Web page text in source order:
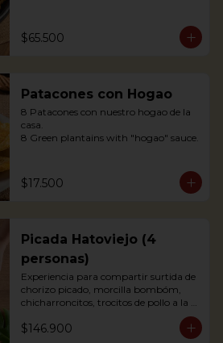
assemble with shredded meat and
chicharrón chunks, sour cream, refried
$65.500
Patacones con Hogao
8 Patacones con nuestro hogao de la
casa.
8 Green plantains with "hogao" sauce.
$17.500
Picada Hatoviejo (4
personas)
Experiencia para compartir surtida de
chorizo picado, morcilla bombóm,
chicharroncitos, trocitos de pollo a la
plancha, trocitos de carne de cerdo a la
plancha, trocitos de carne de res a la
$146.900